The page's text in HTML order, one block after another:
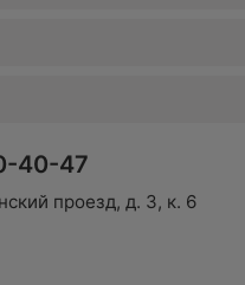
40-47
проезд, д. 3, к. 6